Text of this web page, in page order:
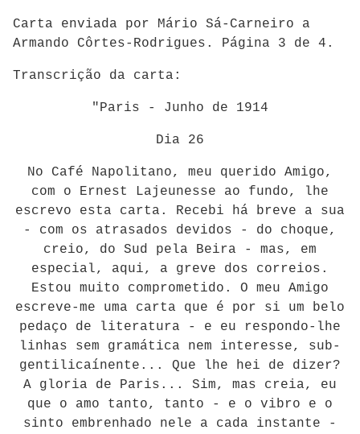
Carta enviada por Mário Sá-Carneiro a
Armando Côrtes-Rodrigues. Página 3 de 4.
Transcrição da carta:
"Paris - Junho de 1914
Dia 26
No Café Napolitano, meu querido Amigo,
com o Ernest Lajeunesse ao fundo, lhe
escrevo esta carta. Recebi há breve a sua
- com os atrasados devidos - do choque,
creio, do Sud pela Beira - mas, em
especial, aqui, a greve dos correios.
Estou muito comprometido. O meu Amigo
escreve-me uma carta que é por si um belo
pedaço de literatura - e eu respondo-lhe
linhas sem gramática nem interesse, sub-
gentilicaínente... Que lhe hei de dizer?
A gloria de Paris... Sim, mas creia, eu
que o amo tanto, tanto - e o vibro e o
sinto embrenhado nele a cada instante -